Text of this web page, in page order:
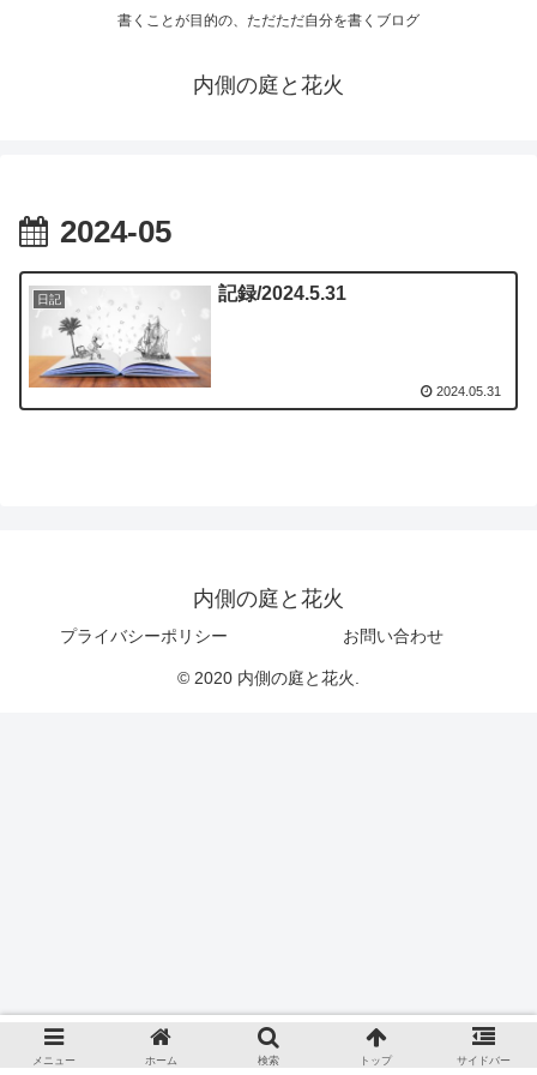
書くことが目的の、ただただ自分を書くブログ
内側の庭と花火
2024-05
日記 記録/2024.5.31
2024.05.31
内側の庭と花火
プライバシーポリシー お問い合わせ
© 2020 内側の庭と花火.
メニュー ホーム 検索 トップ サイドバー